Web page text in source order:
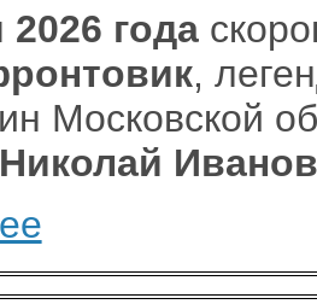
года
,
Московской